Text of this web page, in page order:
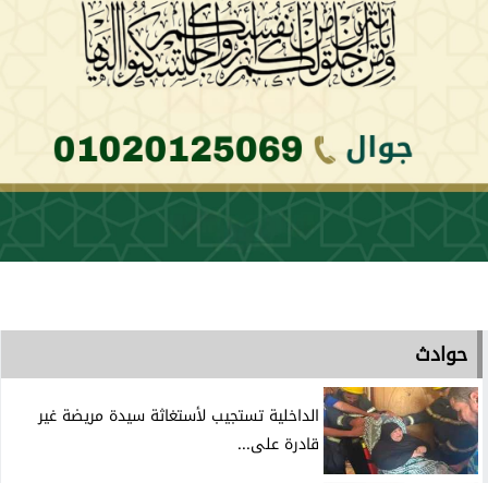
حوادث
الداخلية تستجيب لأستغاثة سيدة مريضة غير
قادرة على...